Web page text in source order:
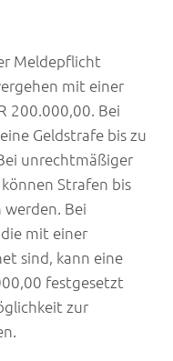
Meldepflicht
mit einer
200.000,00. Bei
Geldstrafe bis zu
unrechtmäßiger
Strafen bis
werden. Bei
mit einer
sind, kann eine
festgesetzt
zur